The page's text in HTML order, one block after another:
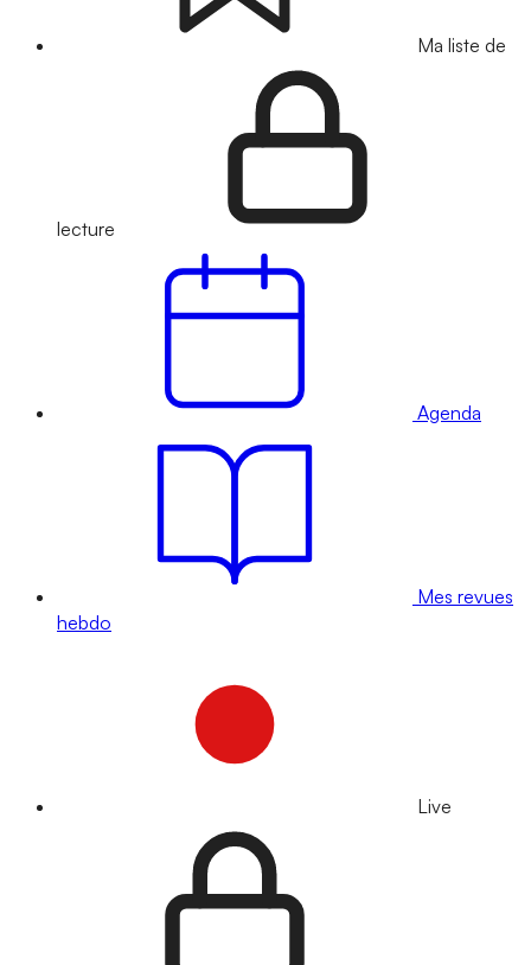
Ma liste de
lecture
Agenda
Mes revues
hebdo
Live